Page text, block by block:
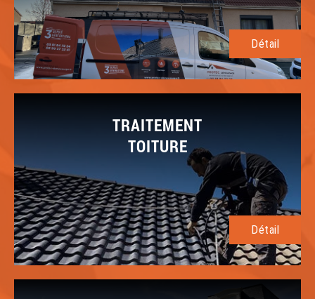
Détail
TRAITEMENT
TOITURE
Détail